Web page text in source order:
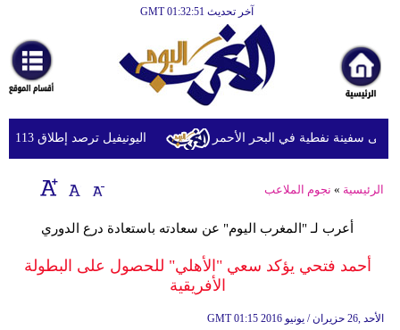
آخر تحديث GMT 01:32:51
أخبارعاجلة
رياضة
ثقافة
إقتصاد
وموسيقى
أزياء
اليونيفيل ترصد إطلاق 113 مقذوفا إسرائيليا على لبنان خلال يوم واحد سفينة نفطية في البحر الأحمر
الرئيسية » نجوم الملاعب
أعرب لـ "المغرب اليوم" عن سعادته باستعادة درع الدوري
أحمد فتحي يؤكد سعي "الأهلي" للحصول على البطولة
الأفريقية
GMT 01:15 2016 الأحد ,26 حزيران / يونيو